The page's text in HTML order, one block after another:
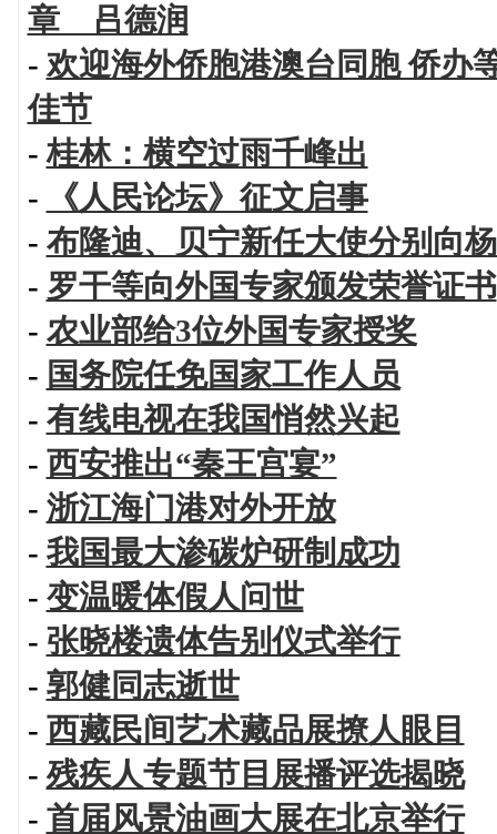
章 吕德润
- 欢迎海外侨胞港澳台同胞 侨办
佳节
-桂林：横空过雨千峰出
-
《人民论坛》征文启事
- 布隆迪、贝宁新任大使分别向
- 罗干等向外国专家颁发荣誉证书
- 农业部给3位外国专家授奖
- 国务院任免国家工作人员
- 有线电视在我国悄然兴起
- 西安推出“秦王宫宴”
- 浙江海门港对外开放
- 我国最大渗碳炉研制成功
- 变温暖体假人问世
- 张晓楼遗体告别仪式举行
- 郭健同志逝世
- 西藏民间艺术藏品展撩人眼目
-残疾人专题节目展播评选揭晓
- 首届风景油画大展在北京举行